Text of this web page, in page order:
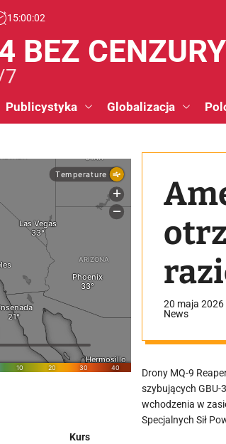
15:00:03
BEZ CENZURY
7
Publicystyka Globalizacja
20 maja 2026
News
Drony MQ-9
szybujących GBU-
wchodzenia w
Specjalnych Sił
Kurs